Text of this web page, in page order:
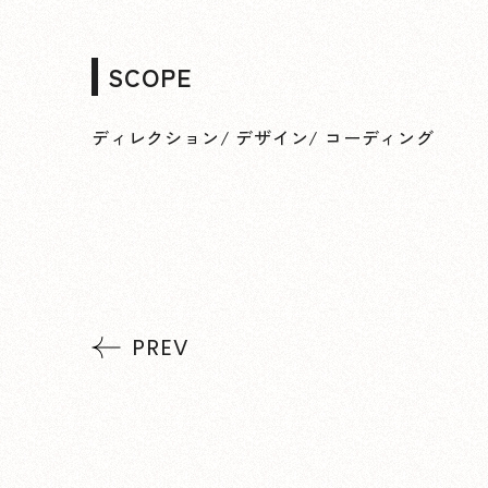
SCOPE
ディレクション/ デザイン/ コーディング
PREV